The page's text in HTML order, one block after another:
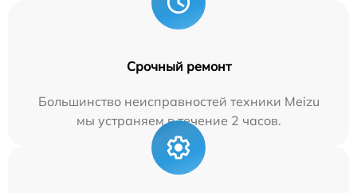
Срочный ремонт
Большинство неисправностей техники Meizu
мы устраняем в течение 2 часов.